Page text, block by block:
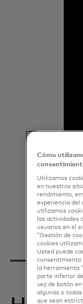
Cómo
Utilizamos
en nuestros
rendimiento,
experiencia del
utilizamos
las actividades
usuarios en el
“Gestión de
cookies
Usted puede
consentimiento
la herramienta
parte inferior
vez de botón
algunas o
que sean